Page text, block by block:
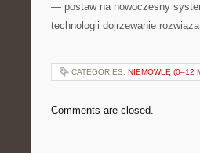
— postaw na nowoczesny
technologii dojrzewanie
CATEGORIES: NIEMOWLĘ (0–12
Comments are closed.